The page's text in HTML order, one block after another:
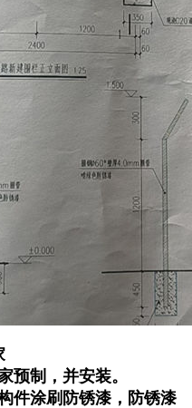
预制，并安装。
件涂刷防锈漆，防锈漆